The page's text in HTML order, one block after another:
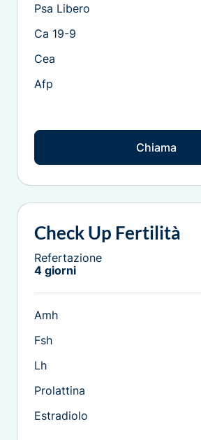
Psa Libero
Ca 19-9
Cea
Afp
Chiama
Check Up Fertilità
Refertazione
4 giorni
Amh
Fsh
Lh
Prolattina
Estradiolo